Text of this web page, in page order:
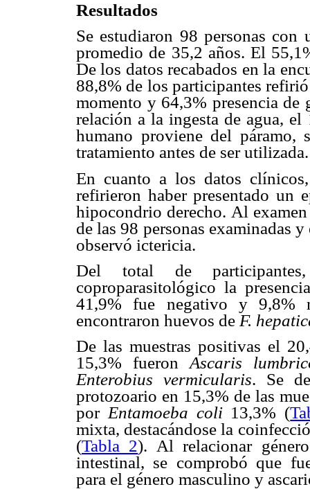
Resultados
Se estudiaron 98 personas
promedio de 35,2 años. El
De los datos recabados en la
88,8% de los participantes
momento y 64,3% presencia de
relación a la ingesta de agua,
humano proviene del páramo,
tratamiento antes de ser utilizada.
En cuanto a los datos
refirieron haber presentado un
hipocondrio derecho. Al
de las 98 personas examinadas
observó ictericia.
Del total de
coproparasitológico la
41,9% fue negativo y 9,8%
encontraron huevos de F.
De las muestras positivas el
15,3% fueron Ascaris
Enterobius vermicularis. Se
protozoario en 15,3% de las
por Entamoeba coli13,3% (
mixta, destacándose la
(Tabla 2). Al relacionar
intestinal, se comprobó que
para el género masculino y